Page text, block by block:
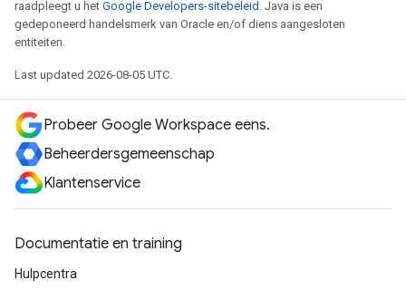
raadpleegt u het Google Developers-sitebeleid . Java is een
gedeponeerd handelsmerk van Oracle en/of diens aangesloten
entiteiten.
Last updated 2026-08-05 UTC.
Probeer Google Workspace eens.
Beheerdersgemeenschap
Klantenservice
Documentatie en training
Hulpcentra